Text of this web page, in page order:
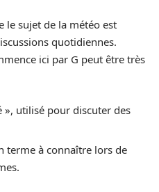
le sujet de la météo est
quotidiennes.
ici par G peut être très
», utilisé pour discuter des
terme à connaître lors de